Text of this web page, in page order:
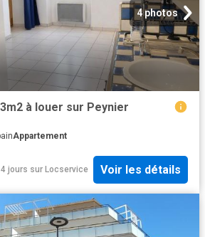
4 photos
à louer sur Peynier
Appartement
jours sur Locservice Voir les détails